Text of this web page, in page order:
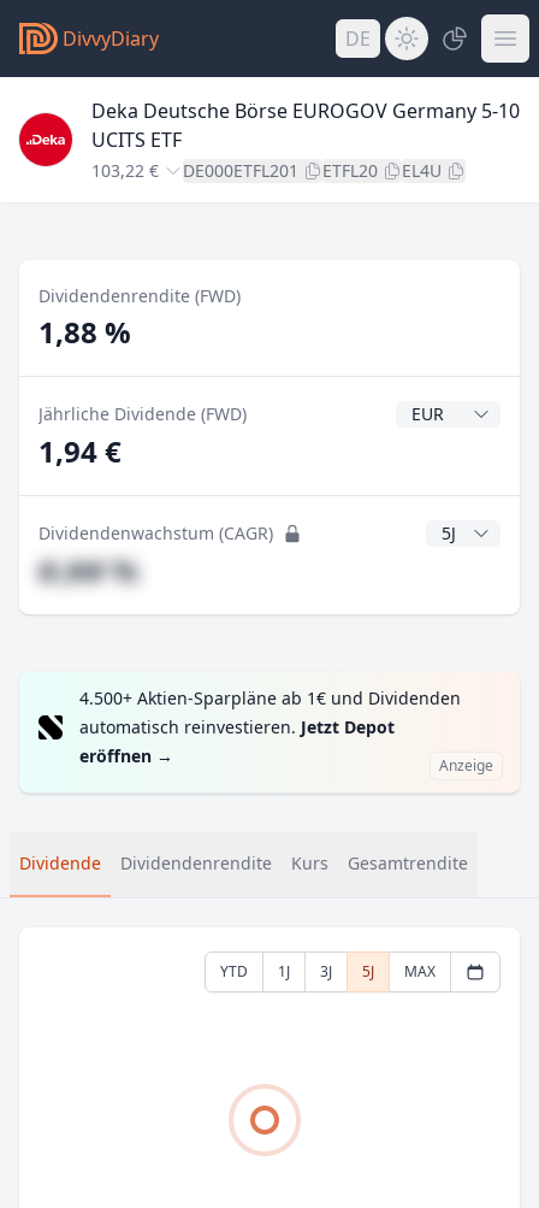
DivvyDiary DE
Deka Deutsche Börse EUROGOV Germany 5-10
UCITS ETF
103,22 € DE000ETFL201 ETFL20 EL4U
Dividendenrendite (FWD)
1,88 %
Jährliche Dividende (FWD)
1,94 €
Dividendenwachstum (CAGR) CAGR Jahre
#,## %
4.500+ Aktien-Sparpläne ab 1€ und Dividenden
automatisch reinvestieren. Jetzt Depot
eröffnen → Anzeige
Dividende Dividendenrendite Kurs Gesamtrendite
YTD 1J 3J 5J MAX